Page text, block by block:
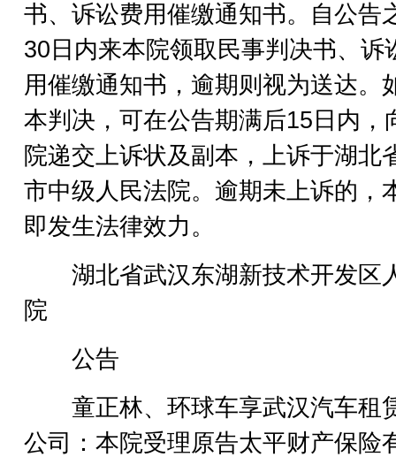
书、诉讼费用催缴通知书。自公告
30日内来本院领取民事判决书、诉
用催缴通知书，逾期则视为送达。
本判决，可在公告期满后15日内，
院递交上诉状及副本，上诉于湖北
市中级人民法院。逾期未上诉的，
即发生法律效力。
湖北省武汉东湖新技术开发区
院
公告
童正林、环球车享武汉汽车租
公司：本院受理原告太平财产保险